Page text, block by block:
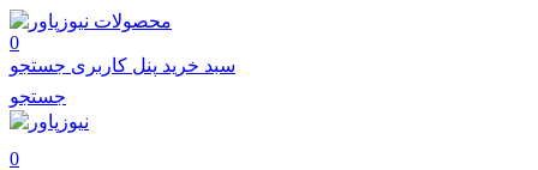
محصولات
0
سبد خرید پنل کاربری جستجو
جستجو
0